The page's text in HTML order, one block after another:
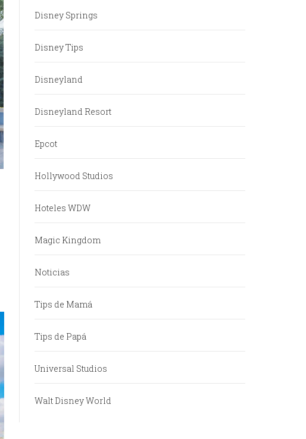
Disney Springs
Disney Tips
Disneyland
Disneyland Resort
Epcot
Hollywood Studios
Hoteles WDW
Magic Kingdom
Noticias
Tips de Mamá
Tips de Papá
Universal Studios
Walt Disney World